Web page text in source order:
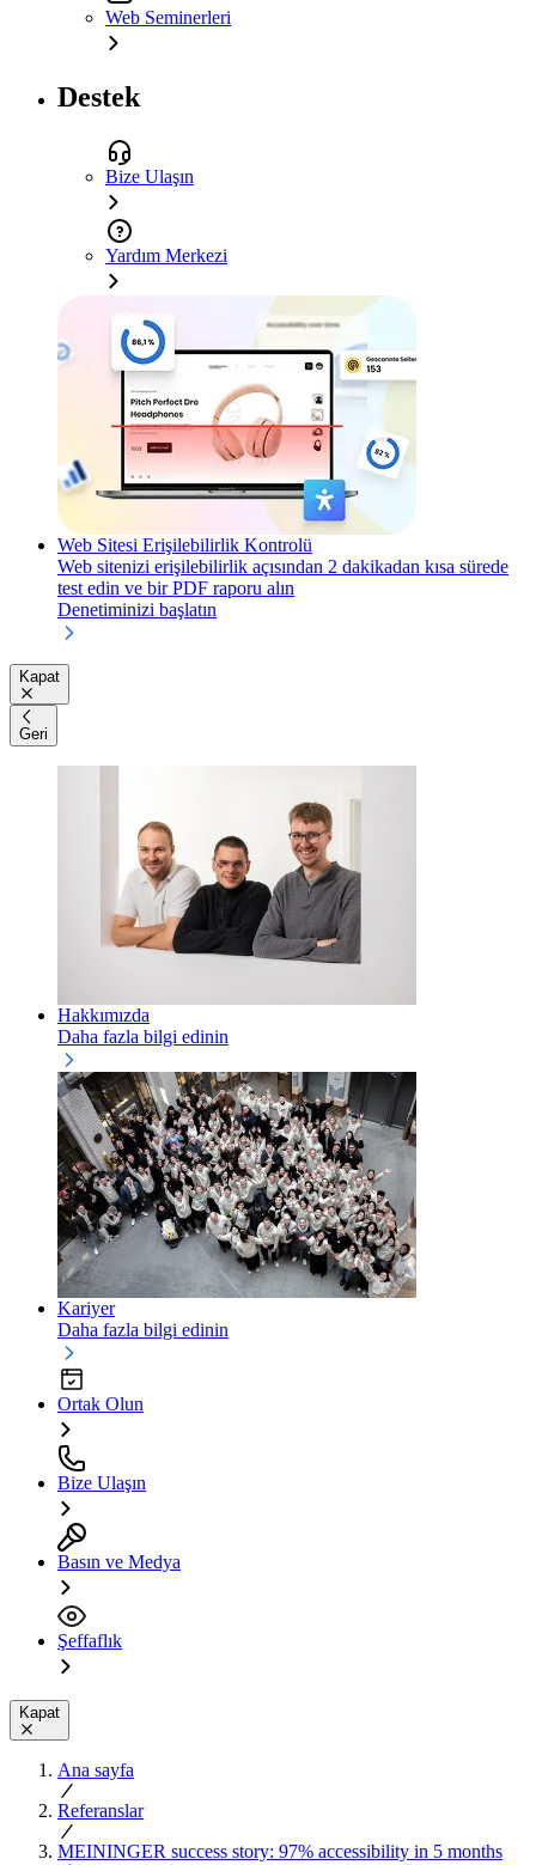
Web Seminerleri
Destek
Bize Ulaşın
Yardım Merkezi
Web Sitesi Erişilebilirlik Kontrolü
Web sitenizi erişilebilirlik açısından 2 dakikadan kısa sürede
test edin ve bir PDF raporu alın
Denetiminizi başlatın
Kapat
Geri
Hakkımızda
Daha fazla bilgi edinin
Kariyer
Daha fazla bilgi edinin
Ortak Olun
Bize Ulaşın
Basın ve Medya
Şeffaflık
Kapat
Ana sayfa
Referanslar
MEININGER success story: 97% accessibility in 5 months